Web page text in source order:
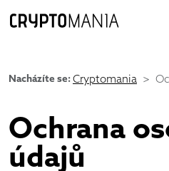
Nacházíte se: Cryptomania
Ochrana
údajů